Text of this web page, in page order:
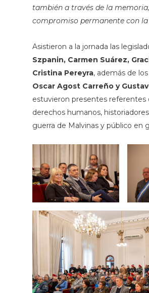
también a través de la
compromiso permanente con
Asistieron a la jornada las
Szpanin, Carmen Suárez,
Cristina Pereyra, además de
Oscar Agost Carreño y
estuvieron presentes referentes
derechos humanos,
guerra de Malvinas y público en